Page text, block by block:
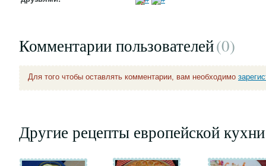
Комментарии пользователей(0)
Для того чтобы оставлять комментарии, вам необходимо
Другие рецепты европейской кухни